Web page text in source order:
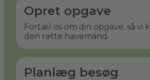
Opret opgave
Fortæl os om din opgave, så vi
den rette havemand.
Planlæg besøg